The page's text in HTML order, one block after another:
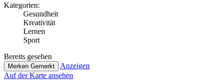
Kate­go­rien:
Gesund­heit
Krea­ti­vi­tät
Lernen
Sport
Bereits gesehen
Merken Gemerkt
Anzeigen
Auf der Karte ansehen